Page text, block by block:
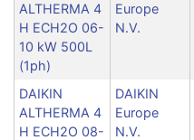
ALTHERMA 4
H ECH2O 06-
10 kW 500L
(1ph)
Europe
N.V.
DAIKIN
ALTHERMA 4
H ECH2O 08-
DAIKIN
Europe
N.V.